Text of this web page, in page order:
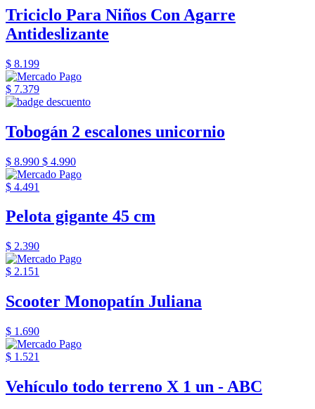
Triciclo Para Niños Con Agarre
Antideslizante
$ 8.199
$ 7.379
Tobogán 2 escalones unicornio
$ 8.990 $ 4.990
$ 4.491
Pelota gigante 45 cm
$ 2.390
$ 2.151
Scooter Monopatín Juliana
$ 1.690
$ 1.521
Vehículo todo terreno X 1 un - ABC